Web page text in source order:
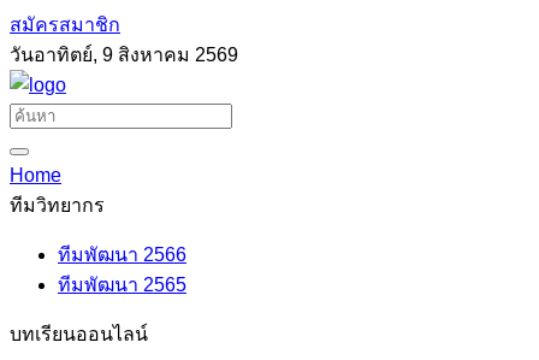
สมัครสมาชิก
วันอาทิตย์, 9 สิงหาคม 2569
Home
ทีมวิทยากร
ทีมพัฒนา 2566
ทีมพัฒนา 2565
บทเรียนออนไลน์